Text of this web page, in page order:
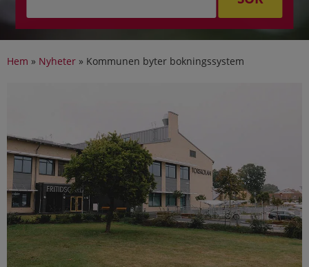
Hem » Nyheter » Kommunen byter bokningssystem